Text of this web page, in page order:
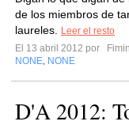
de los miembros de
laureles.
Leer el resto
El 13 abril 2012 por
Fimin
NONE NONE
D'A 2012: